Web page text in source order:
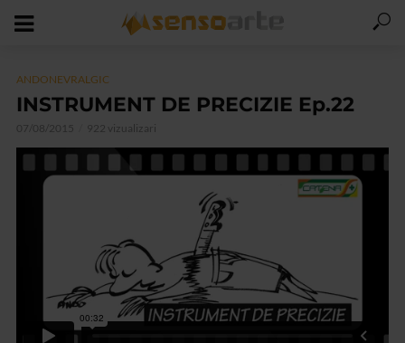
ANDONEVRALGIC
INSTRUMENT DE PRECIZIE Ep.22
07/08/2015 922 vizualizari